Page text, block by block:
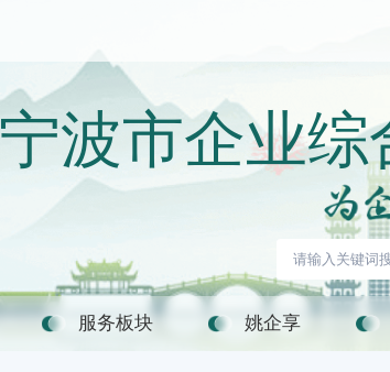
宁波市企业综
服务板块 姚企享